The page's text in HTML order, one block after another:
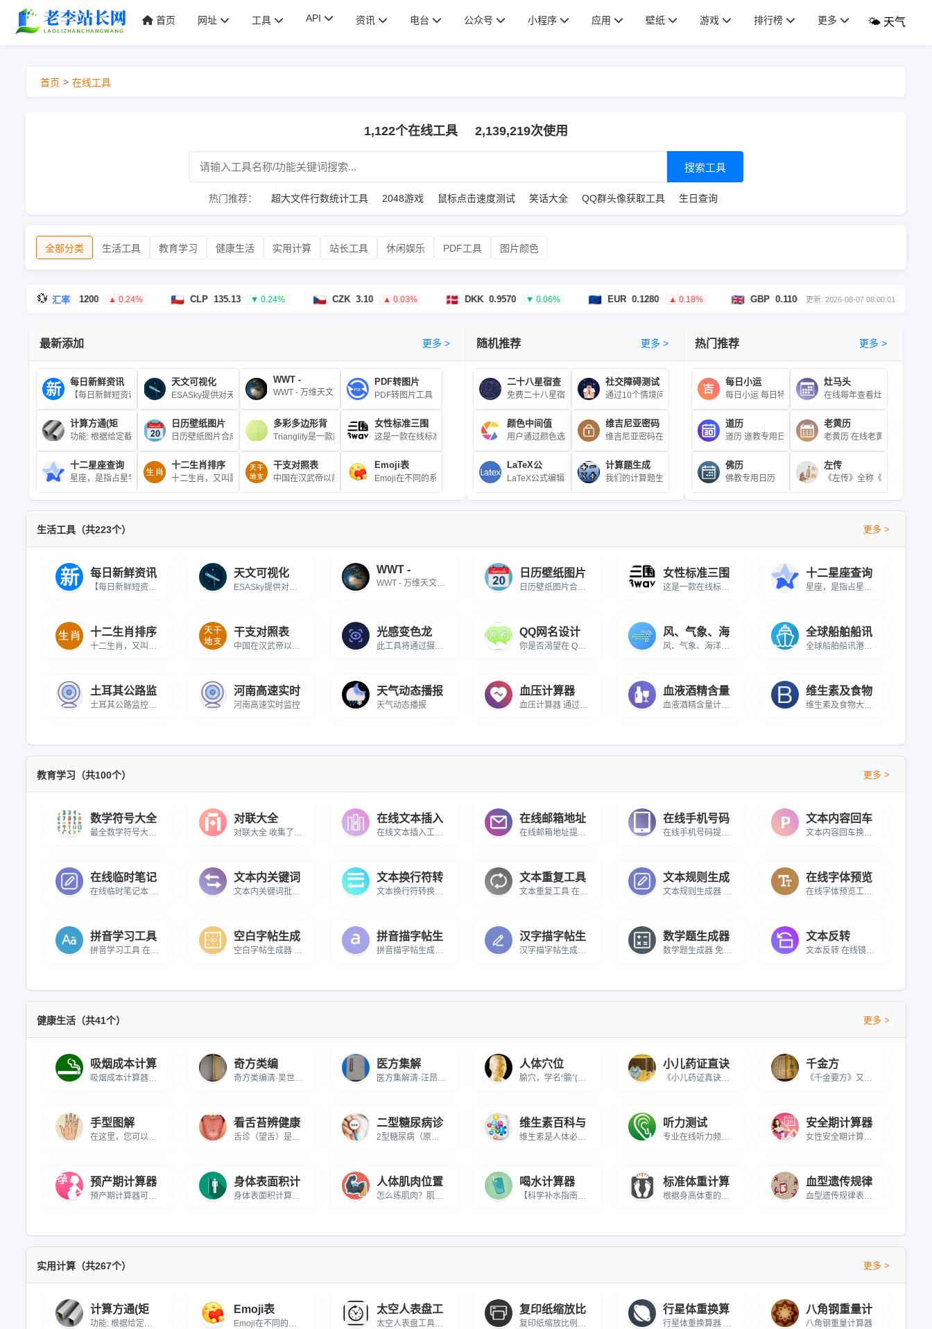
首页 网址 工具 API 资讯 电台 公众号 小程序 应用 壁纸 游戏 排行榜 更多 🌤️ 天气
首页 > 在线工具
1,122个在线工具 2,139,219次使用
搜索工具
热门推荐： 超大文件行数统计工具 2048游戏 鼠标点击速度测试 笑话大全 QQ群头像获取工具 生日查询
全部分类 生活工具 教育学习 健康生活 实用计算 站长工具 休闲娱乐 PDF工具 图片颜色
💱 汇率
0.1200 ▲ 0.24% CLP 135.13 ▼ 0.24% CZK 3.10 ▲ 0.03% DKK 0.9570 ▼ 0.06% EUR 0.1280 ▲ 0.18% GBP 0.1100 ▼ 0.15% HKD 1.16
更新: 2026-08-07 08:00:01
最新添加 更多 >
每日新鲜资讯
【每日新鲜短资讯】 每天一分钟，知晓天下事！
天文可视化
ESASky提供对天文观察到整个天空的可视化访问和天文数据搜索，基于互联网应用在线访问，用户可以随意放大感兴趣的任何天体。可以查看从50多个空间探测任务和地基观测装置收集的覆盖整个电
WWT -
WWT - 万维天文望远镜
PDF转图片
PDF转图片工具
计算方通(矩
功能: 根据给定截面积，计算方通(矩形管)或圆管的理论长度\r\n公式: 长度 = 截面积 / 截面周长 (实际为体积/截面积，根据需求调整)\r\n注: 本工具基于“已知截面积求长度”场景，即材料横截面积固定时，要得到目标截面积所需长度\r\n实
日历壁纸图片
日历壁纸图片合成器,上传图片或输入图片URL，生成包含日历的壁纸，支持下
多彩多边形背
Trianglify是一款能够生成多彩的三角形网格背景的javascript库，该js插件可以生成非常好看的SVG背景图像，你可以将生成的背景图像下载保存为SVG文件。
女性标准三围
这是一款在线标准三围自测工具，用户只需输入身高值（厘米cm）点击测试即可得出对应的标准三围值。根据中国成年人标准身材维度计算方法进行
十二星座查询
星座，是指占星学中必不可少的组成部分之一，亦指天上一群群的恒星组合。自从古代以来，人类便把三五成群的恒星与他们神话中的人物或器具联系起来，称之为“星座”。星座几乎是所有文明中确定天空方位的手段，在航海领
十二生肖排序
十二生肖，又叫属相、年兽，是中国与十二地支相配以人出生年份的十二种动物，包括鼠，牛，虎，兔，龙，蛇，马，羊，猴，鸡，狗，猪。\r\n\r\n十二生肖与十二地支相配用于记年，是十二地支的形象
干支对照表
中国在汉武帝以前用天干地支纪年；从汉武帝到清末，用皇帝年号加天干地支纪年；民国初期用民国诞生时间来纪年兼或使用公元纪年，民国以后广泛采用公元纪年。
Emoji表
Emoji在不同的系统或软件上的样式可能不尽相同，请以当前显示为准。Emoji,Emoji表情,Emoji符号,Emoji头像,Emoji表情包,Emoji表情大全,Emoji图片
随机推荐 更多 >
二十八星宿查
免费二十八星宿查询工具，输入农历生日即可快速查询你的本命星宿，附完整28星宿对照表、星宿命理详解、二
社交障碍测试
通过10个情境问题精准评估社交障碍类型（A/B/C/D型）
颜色中间值
用户通过颜色选择器轻松选择两种颜色，并实时显示它们之间的中间颜色值及其对应的颜色效果。用户可以自定
维吉尼亚密码
维吉尼亚密码在线加密/解密工具
LaTeX公
LaTeX公式编辑器是一款专业在线数学公式生成工具，支持实时LaTeX代码编辑与预览。无需下载即可快速创建
计算题生成
我们的计算题生成器专为小学数学专项练习设计，能够生成各种形式的数学题目及其详
热门推荐 更多 >
每日小运
每日小运 每日特吉生肖，次吉生肖，特衰生肖以及
灶马头
在线每年查看灶马头的工具
道历
道历 道教专用日历
老黄历
老黄历 在线老黄历查询
佛历
佛教专用日历
左传
《左传》全称《左氏春秋》
生活工具（共223个） 更多 >
每日新鲜资讯
【每日新鲜短资讯】 每天一分钟，知晓天下事！
天文可视化
ESASky提供对天文观察到整个天空的可视化访问和天文数据搜索，基于互联网应用在线访问，用户可以随意放大感兴趣的任何天体。可以查看从50多个空间探测任务和地基观测装置收集的覆盖整个电磁波段的海量天文数据，包含自1978年来收集的50多万幅图像和近950万条光谱和星表数据。这些数据对应着天上30多亿个源，包括太阳系中的行星、卫星、小行星、彗星、恒星，弥漫在银河系中的星际介质以及遥远的河外星系并持续更新中。ESASky正迅速成为访问空间探测任务和大型地基观测设备所获取的天文数据资源的重要渠道。欧洲空间局与中国科学院国家天文台、中国国家天文科学数据中心合作为其交互式天体图谱平台——ESASky打造简体中文版。现在，包括英文和西班牙文版本在内，全世界近四分之一的人都能用自己的母语使用ESASky。博科园提供ESASky原始网站链接的iframe展现访问支持，所有数据信息和版权均归于sky.esa.int
WWT -
WWT - 万维天文望远镜
日历壁纸图片
日历壁纸图片合成器,上传图片或输入图片URL，生成包含日历的壁纸，支持下
女性标准三围
这是一款在线标准三围自测工具，用户只需输入身高值（厘米cm）点击测试即可得出对应的标准三围值。根据中国成年人标准身材维度计算方法进行测算，亚洲女性标准三围(胸、腰、臀)分别是84、62和86厘米。（本测试仅供参考！）感兴趣的朋友可以来测试一下。
十二星座查询
星座，是指占星学中必不可少的组成部分之一，亦指天上一群群的恒星组合。自从古代以来，人类便把三五成群的恒星与他们神话中的人物或器具联系起来，称之为“星座”。星座几乎是所有文明中确定天空方位的手段，在航海领域应用颇广。对星座的划分完全是人为的，不同的文明对于其划分和命名都不尽相同。星座一直没有统一规定的精确边界，直到1930年，国际天文学联合会为了统一繁杂的星座划分，用精确的边界把天空分为88个正式的星座，使天空每一颗恒星都属于某一特定星座。这些正式的星座大多都以中世纪传下来的古希腊神话为基础。与此相对地，有一些广泛流传但是没有被认可为正式星座的星星的组合叫做星群。
十二生肖排序
十二生肖，又叫属相、年兽，是中国与十二地支相配以人出生年份的十二种动物，包括鼠，牛，虎，兔，龙，蛇，马，羊，猴，鸡，狗，猪。\r\n\r\n十二生肖与十二地支相配用于记年，是十二地支的形象化代表，即子（鼠）、丑（牛）、寅（虎）、卯（兔）、辰（龙）、巳（蛇）、午（马）、未（羊）、申（猴）、酉（鸡）、戌（狗）、亥（猪），随着历史的发展逐渐融合到相生相克的民间信仰观念，表现在婚姻、人生、年运等，每一种生肖都有丰富的传说，并以此形成一种观念阐释系统，成为民间文化中的形象哲学，如婚配上的属相、庙会祈祷、本命年等。现代，更多人把生肖作为春节的吉祥物，成为娱乐文化活动的象征。
干支对照表
中国在汉武帝以前用天干地支纪年；从汉武帝到清末，用皇帝年号加天干地支纪年；民国初期用民国诞生时间来纪年兼或使用公元纪年，民国以后广泛采用公元纪年。
光感变色龙
此工具将通过摄像头捕捉环境光，屏幕颜色会随光线强弱实时变换
QQ网名设计
你是否渴望在 QQ 世界里拥有一个令人瞩目的网名？我们的超炫 QQ 网名设计器正是你的绝佳之选！\r\n\r\n\r\n\r\n这个设计器犹如一座创意宝藏库，专门打造独特且别具一格的 QQ 网名。它巧妙融合了非主流风格、各式各样的符号等充满个性的元素，不管你是想要展现内心的叛逆不羁，还是温柔浪漫，亦或是搞怪幽默，都能在这里找到实现的途径。\r\n\r\n\r\n\r\n在这里，你无需在浩瀚的网络里苦苦搜索灵感，也不用担心自己缺乏设计才华。只需轻点几下，设计器便能运用其强大的算法和丰富的素材，为你组合出独一无二超个性的网名。从炫酷的字符搭配到神秘的符号点缀，每一个生成的网名都仿佛是一件精心雕琢的艺术品，助你在 QQ 社交圈脱颖而出，吸引众人目光，成为当之无愧的焦点。相信使用我们的超炫 QQ 网名设计器，就能轻松开启你的个性社交之旅！
风、气象、海
风、气象、海洋状况的全球地图
全球船舶船讯
全球船舶船讯港口定位
土耳其公路监
土耳其公路监控摄像机
河南高速实时
河南高速实时监控
天气动态播报
天气动态播报
血压计算器
血压计算器 通过收缩压与舒张压来计算血压是否正常
血液酒精含量
血液酒精含量计算 帮您计算喝酒后，血液内酒精的含量
维生素及食物
维生素及食物大全 重点介绍维生素以及含有维生素的食物
教育学习（共100个） 更多 >
数学符号大全
最全数学符号大全，包含运算符号、几何符号、集合论符号、逻辑符号、微积分符号、希腊字母、关系符号等各类常用数学符号，支持一键复制，满足学习、办公、教学等各类需求。
对联大全
对联大全 收集了大量的对联，可搜索查询
在线文本插入
在线文本插入工具 在线给文本中批量插入指定的字符
在线邮箱地址
在线邮箱地址提取工具 在线从内容中批量提取邮箱地址
在线手机号码
在线手机号码提取工具 在线从内容中批量提取手机号
文本内容回车
文本内容回车换行转P标签 在线将文本内容中将回车换行转为P标签
在线临时笔记
在线临时笔记本 在线临时记录信息的笔记本
文本内关键词
文本内关键词批量替换 在线对文本内容中的多个指定关键词批量替换
文本换行符转
文本换行符转换行工具 在线将文本中的换行符转为换行
文本重复工具
文本重复工具 在线将一段文本进行多次重复
文本规则生成
文本规则生成器 通过规则来生成大量的文本内容
在线字体预览
在线字体预览工具 上传本地字体文件即可预览字体样式
拼音学习工具
拼音学习工具 在线教你学习拼音字母
空白字帖生成
空白字帖生成器 在线生成空白字帖，可进行打印
拼音描字帖生
拼音描字帖生成器 在线生成拼音描字帖，可进行打印
汉字描字帖生
汉字描字帖生成器 在线生成汉字描字帖，可进行打印
数学题生成器
数学题生成器 免费在线小学数学练习题生成打印工具
文本反转
文本反转 在线镜像或逆转文本字符串
健康生活（共41个） 更多 >
吸烟成本计算
吸烟成本计算器在线免费使用，精准计算每日、每月、每年、3年、5年、10年吸烟花费，直观展示吸烟的经济成本，助力了解吸烟费用支出，推动健康戒烟，数据可下载保存，无需安装。
奇方类编
奇方类编清·吴世昌公元1644年—1911年《奇方类编》系《奇方类编》与《奇疾方》的合订本。《奇方类编》二卷。为清代江夏人吴世昌（半千）先生抄辑，由长白鄂奇善校。《奇方类编》分列二十七门，主要载录头面、须发、耳目、口鼻、牙齿、咽喉、心胃、噎膈、痰嗽、脾胃、血症、膨胀、痢泻、疟疾、风瘫、疝气、伤暑、伤寒、痔漏、损伤、疮毒急治、保养、补益、妇人、涉猎以及杂治等各种常儿病症的证治一方药，末附经验秘方，《奇方类编》累计治则方剂约800余种。《奇疾方》一卷。为清代竟陵人王远抄辑。主要载述某些奇疾怪症及其治法。
医方集解
医方集解清·汪昂公元1682年本书系我国清代著名医家汪昂搜罗古今名方，精心整理编撰而成，书成于清康熙二十一年（1682）。全书共分3卷，以正方及附方的形式选录古今临床常用方剂700余首，其中正方388首。全书按方剂的功用性质分为补养、涌吐、发表、攻里、表里、和解、理气、理血、祛风、祛寒、清暑、利湿、润燥、泻火、除痰、消导、收涩、杀虫、明目、痈疡，经产等21类。每方除列述方名、说明主治，介绍组成及附方加减之外，并引录各家学说阐明方义。书后附有提供仓促救急之用的”急救良方”及养生参考的”勿药元诠”。该书广搜古今诸家名方，汇集众说详加注释，选方切于实用，文字通俗简明，流传甚广，影响甚大，是一部简明实用的中医方剂学专著。本次整理以清康熙二十一年壬戌（1682）刊本为底本，经过精心校勘而成。书前增加导读，书后附有方剂索引，便于读者查阅。本书广泛适用于中医临床医生及中医爱好者参考使用。
人体穴位
腧穴，学名“腧”(shù)，常被称为孔穴、穴或穴道。这些是人体中脏腑功能和经络气血运行的重要节点，也是中医治疗手段如针灸、按摩、拔罐和刮痧等疗法的核心施术区域。这些穴位多位于神经末梢密集或较粗的神经纤维分布区域，因此具有高度的敏感性和治疗效果。
小儿药证直诀
《小儿药证真诀》分上、中、下3卷。上卷记脉证治法，包括“小儿脉法”、“变蒸”、“五脏所主”、“五脏病”等81篇，论述小儿生理病理特点及各种常见疾病的辨证治疗。对疮疹、惊风、诸疳等儿科重要病证辨察尤为详尽，如把疮疹区分为水疱、脓疱、斑、疹、变黑5种，分属于肝、肺、心、脾、肾五脏，其中前4种实际分别指水痘、天花、斑疹、麻疹，早在12世纪即能对其进行鉴别，实属可贵，本书卷中记“尝所台病二十三证”，是钱乙治疗验案的汇集。下卷为“诸方”，列钱乙所制方剂110余首。既有化裁精当的古方，也有独创巧妙的新方，其中治疗小儿心热的“导赤散”，治疗肾虚的“地黄丸”等，都是佳效名方，至今仍为临床医生所常用。本书基本上反映了钱乙的学术思想，总结了他的儿科临床经验，是一部理论结合实际，突出脏腑辨证思想的儿科专著，对宋以后儿科学的发展具有重要影响。
千金方
《千金要方》又称《备急千金要方》、《千金方》，是中国古代中医学经典著作之一，被誉为中国最早的临床百科全书，共30卷，是综合性临床医著。唐朝孙思邈所著，约成书于永徽三年（652年）。该书集唐代以前诊治经验之大成，对后世医家影响极大。
手型图解
在这里，您可以探索各种手型的特征、性格解析、潜在缺点和职业建议。只需选择手型，即可获得全面的个性化分析和建议。
看舌苔辨健康
舌诊（望舌）是中医诊断的核心方法，通过观察舌象变化精准判断健康状况。掌握舌尖→舌中→舌根→舌侧的正确观察顺序，学习舌体形态与舌苔厚薄的辨证要点。30秒快速自检+3分钟复检的科学流程，帮助早期发现亚健康问题，为疾病预防、中医养生提供可靠依据。了解舌苔健康自测技巧，获取个性化健康评估指南。
二型糖尿病诊
2型糖尿病（原称成人发病型糖尿病）是占比超90%的糖尿病类型，常见于35岁以上人群。解析胰岛素抵抗特征、口服降糖药治疗原理及中晚期胰岛素注射必要性，提供专业诊断指标计算工具。
维生素百科与
维生素是人体必需六大营养素之一，包含水溶性维生素B族、C与脂溶性维生素A、D、E、K。权威解析维生素的作用与功能、缺乏症状、每日摄入量标准及富含维生素的食物清单，助您科学补充营养，维持健康代谢。
听力测试
专业在线听力频率检测工具｜免费测试人耳可听范围(20-20000Hz)｜精准声波发生器+医学级算法｜支持自定义频率步进/时长设置｜即时生成听力范围报告，助您了解听觉健康状况，适合音乐爱好者、听力自查及音频设备测试
安全期计算器
女性安全期计算器可以在线计算女性安全期在什么时候，了解女性安全期和排卵期以及月经期（生理期）。排卵期计算器可以为想怀孕的女性助力。
预产期计算器
预产期计算器可以根据您的月经周期，轻松准确地进行预产期计算！整个预产期约为40周（280天），预产期计算方法是按末次月经时间的第一日算起，月份加9，日数加7。例如：末次月经是1月1日，加9个月为10月1日，再加7天，为10月8日。但是实际分娩日期与推算的预产期可能会相差1～2周，如果孕妇的末次月经日期记忆不清或月经不准，就需要医生代为测算预产期。
身体表面积计
身体表面积计算器是一个工具，它通过输入身高和体重来估算一个人的BSA。这些计算器可以基于多种不同的计算公式，例如杜波依斯（DuBois）、莫斯特勒（Mosteller）和海登（Haycock）公式等。不同的计算公式可能会产生略有差异的结果，但它们通常都会提供一个可靠的BSA估算。
人体肌肉位置
怎么练肌肉？肌肉页面整合人体肌肉，肌肉锻炼，锻炼肌肉的方法等，让您为自己轻松塑造完美体形，同时了解如何防止受伤的一些科普知识。
喝水计算器
【科学补水指南】每日饮水计算器通过体重×30ml基础公式+活动量系数，智能计算个性化饮水量。覆盖久坐、运动、办公等4种生活场景，提供7个时段的科学饮水建议，帮助维持水分平衡、促进新陈代谢，支持自定义体重单位（kg/lb）和活动强度调节。权威健康机构推荐算法，立即获取您的专属补水方案！
标准体重计算
根据身高体重的标准比例，测试你的身高体重标准是否在健康的范围内的实用工具!
血型遗传规律
血型遗传规律表根据父亲、母亲的血型和血型遗传规律，预测未来宝宝血型；是已知准确的方法。
实用计算（共267个） 更多 >
计算方通(矩
功能: 根据给定截面积，计算方通(矩形管)或圆管的理论长度\r\n公式: 长度 = 截面积 / 截面周长 (实际为体积/截面积，根据需求调整)\r\n注: 本工具基于“已知截面积求长度”场景，即材料横截面积固定时，要得到目标截面积所需长度\r\n实际应用: 已知一根材料的横截面积(如20x20mm方通，壁厚1mm)，需要铺满指定面积时求长度
Emoji表
Emoji在不同的系统或软件上的样式可能不尽相同，请以当前显示为准。Emoji,Emoji表情,Emoji符号,Emoji头像,Emoji表情包,Emoji表情大全,Emoji图片,Emoji代码,Emoji翻译器,颜文字,表情符号
太空人表盘工
太空人表盘工具站外调用代码（响应式设计，高度/宽度可自行调整）：
复印纸缩放比
复印纸缩放比例计算器 在线计算不同尺寸复印纸之间缩放计算
行星体重换算
行星体重换算器 在线计算太阳系中八大行星上的体重
八角钢重量计
八角钢重量计算器